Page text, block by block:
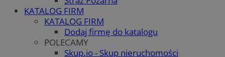
KATALOG FIRM
KATALOG FIRM
Dodaj firmę do katalogu
POLECAMY
Skup.io - Skup nieruchomości